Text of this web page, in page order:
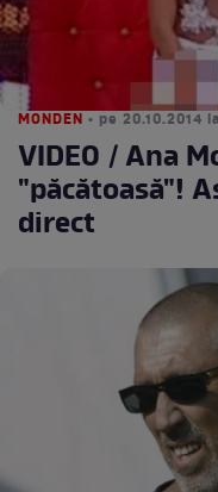
MONDEN • pe 20.10.2014
VIDEO / Ana
"păcătoasă"!
direct